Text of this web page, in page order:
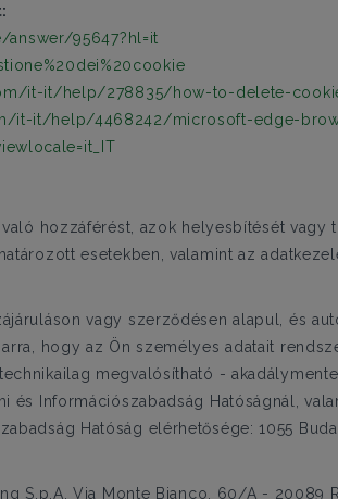
95647?hl=it
it-it/help/278835/how-to-delete-
it-it/help/4468242/microsoft-edge-
hozzáférést, azok helyesbítését
esetekben, valamint az
vagy szerződésen alapul, és
hogy az Ön személyes adatait
megvalósítható -
és Információszabadság Hatóságnál,
Hatóság elérhetősége: 1055
S.p.A, Via Monte Bianco, 60/A -